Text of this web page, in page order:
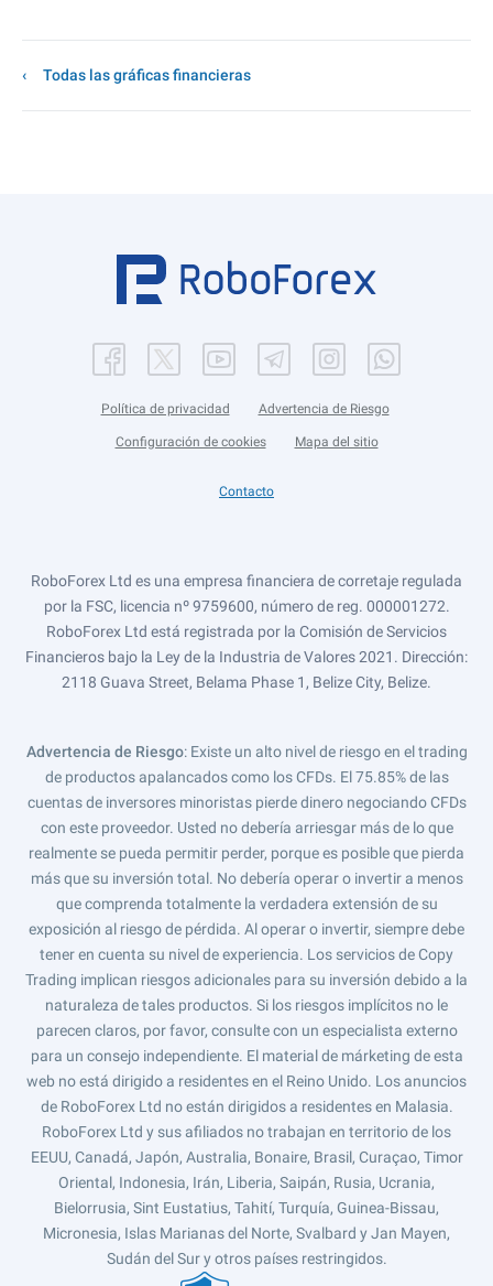
Todas las gráficas financieras
Política de privacidad Advertencia de Riesgo
Configuración de cookies Mapa del sitio
Contacto
RoboForex Ltd es una empresa financiera de corretaje regulada
por la FSC, licencia nº 9759600, número de reg. 000001272.
RoboForex Ltd está registrada por la Comisión de Servicios
Financieros bajo la Ley de la Industria de Valores 2021. Dirección:
2118 Guava Street, Belama Phase 1, Belize City, Belize.
Advertencia de Riesgo: Existe un alto nivel de riesgo en el trading
de productos apalancados como los CFDs. El 75.85% de las
cuentas de inversores minoristas pierde dinero negociando CFDs
con este proveedor. Usted no debería arriesgar más de lo que
realmente se pueda permitir perder, porque es posible que pierda
más que su inversión total. No debería operar o invertir a menos
que comprenda totalmente la verdadera extensión de su
exposición al riesgo de pérdida. Al operar o invertir, siempre debe
tener en cuenta su nivel de experiencia. Los servicios de Copy
Trading implican riesgos adicionales para su inversión debido a la
naturaleza de tales productos. Si los riesgos implícitos no le
parecen claros, por favor, consulte con un especialista externo
para un consejo independiente. El material de márketing de esta
web no está dirigido a residentes en el Reino Unido. Los anuncios
de RoboForex Ltd no están dirigidos a residentes en Malasia.
RoboForex Ltd y sus afiliados no trabajan en territorio de los
EEUU, Canadá, Japón, Australia, Bonaire, Brasil, Curaçao, Timor
Oriental, Indonesia, Irán, Liberia, Saipán, Rusia, Ucrania,
Bielorrusia, Sint Eustatius, Tahití, Turquía, Guinea-Bissau,
Micronesia, Islas Marianas del Norte, Svalbard y Jan Mayen,
Sudán del Sur y otros países restringidos.